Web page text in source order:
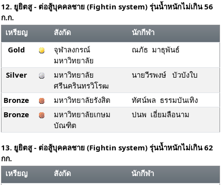
12. ยูยิตสู - ต่อสู้บุคคลชาย (Fightin system) รุ่นน้ำหนักไม่เกิน 56
ก.ก.
เหรียญ
สังกัด
นักกีฬา
Gold
จุฬาลงกรณ์
มหาวิทยาลัย
ณภัธ มาธุพันธ์
Silver
มหาวิทยาลัย
ศรีนครินทรวิโรฒ
นายวีรพงษ์ บัวบังใบ
Bronze มหาวิทยาลัยรังสิต
ทัศน์พล ธรรมบันเทิง
Bronze
มหาวิทยาลัยเกษม
บัณฑิต
ปนพ เอี่ยมลือนาม
13. ยูยิตสู - ต่อสู้บุคคลชาย (Fightin system) รุ่นน้ำหนักไม่เกิน 62
กก.
เหรียญ
สังกัด
นักกีฬา